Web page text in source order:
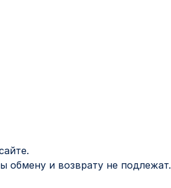
обмену и возврату не подлежат.